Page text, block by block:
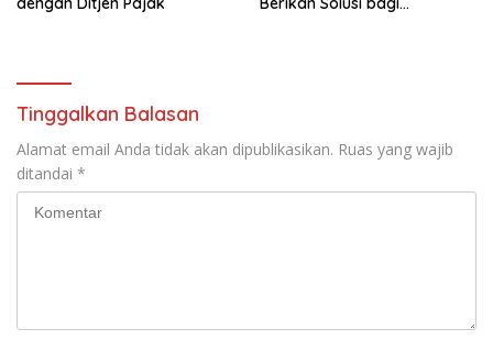
Tinggalkan Balasan
Alamat email Anda tidak akan dipublikasikan. Ruas yang wajib
ditandai *